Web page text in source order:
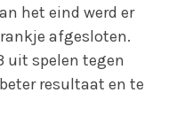
het eind werd er
afgesloten.
uit spelen tegen
resultaat en te